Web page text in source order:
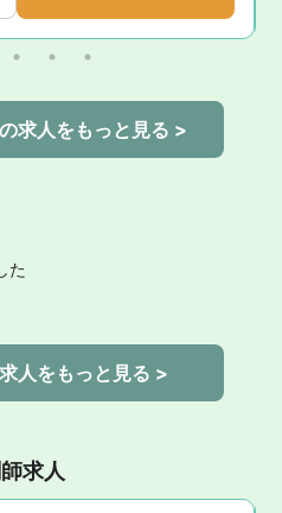
あなたにおすすめの求人をもっと見る >
た
最近見た薬剤師求人をもっと見る >
求人